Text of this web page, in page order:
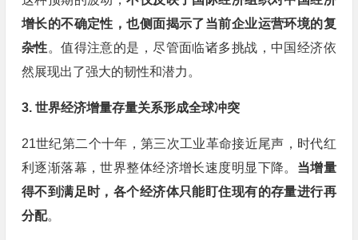
增长的不确定性，也侧面揭示了当前企业运营环境的复
杂性。值得注意的是，尽管面临诸多挑战，中国经济依
然展现出了强大的韧性和潜力。
3. 世界经济增量存量关系形成全球冲突
21世纪第二个十年，第三次工业革命接近尾声，时代红
利逐渐落幕，世界整体经济增长速度明显下降。 当增量
得不到满足时，各个经济体只能盯住现有的存量进行再
分配。